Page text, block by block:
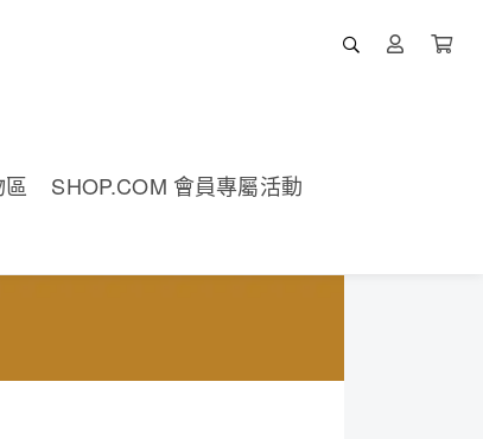
SHOP.COM 會員專屬活動